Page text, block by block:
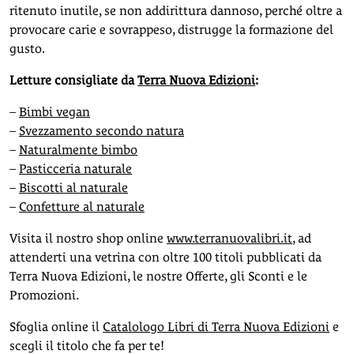
ritenuto inutile, se non addirittura dannoso, perché oltre a
provocare carie e sovrappeso, distrugge la formazione del
gusto.
Letture consigliate daTerra Nuova Edizioni:
– Bimbi vegan
– Svezzamento secondo natura
– Naturalmente bimbo
– Pasticceria naturale
– Biscotti al naturale
– Confetture al naturale
Visita il nostro shop online www.terranuovalibri.it, ad
attenderti una vetrina con oltre 100 titoli pubblicati da
Terra Nuova Edizioni, le nostre Offerte, gli Sconti e le
Promozioni.
Sfoglia online il Catalologo Libri di Terra Nuova Edizioni e
scegli il titolo che fa per te!